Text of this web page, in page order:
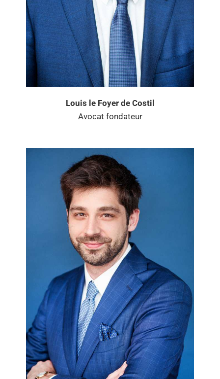
Louis le Foyer de Costil
Avocat fondateur